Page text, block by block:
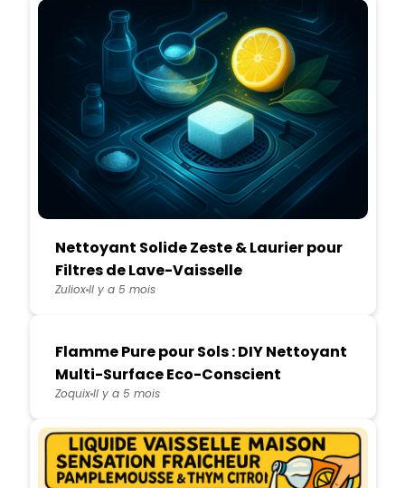
Nettoyant Solide Zeste & Laurier pour
Filtres de Lave-Vaisselle
ZulioxIl y a 5 mois
Flamme Pure pour Sols : DIY Nettoyant
Multi-Surface Eco-Conscient
ZoquixIl y a 5 mois